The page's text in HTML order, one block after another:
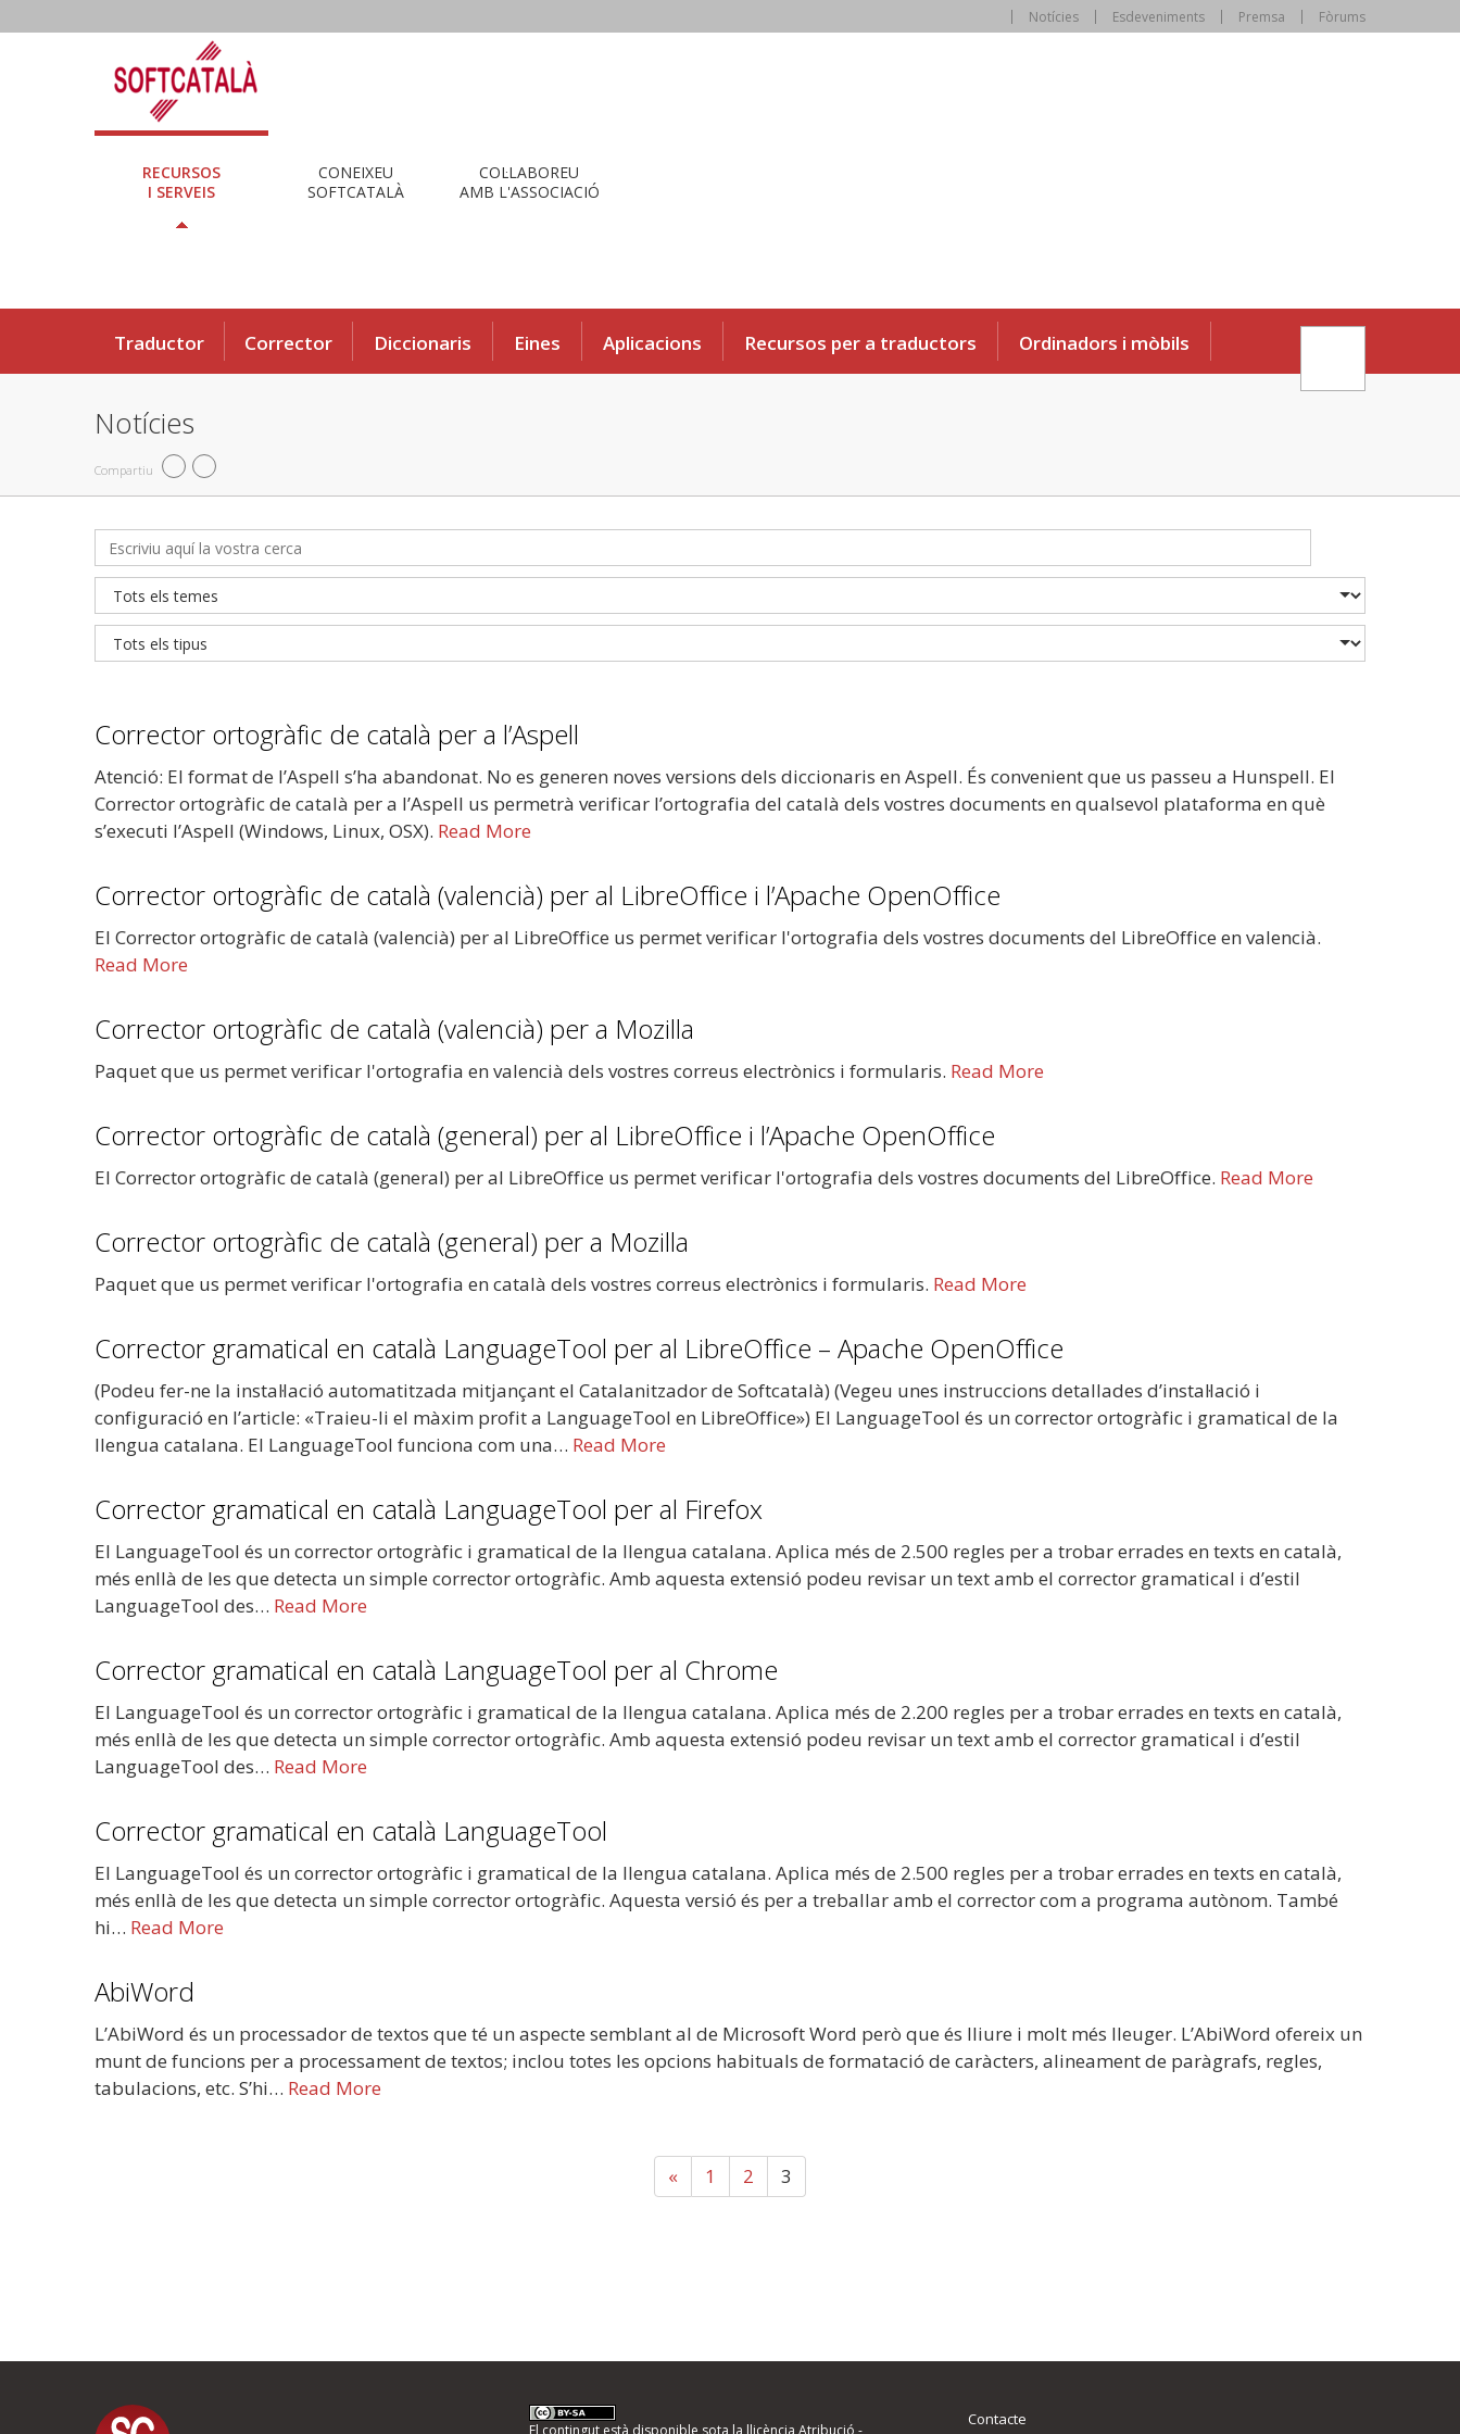
Notícies Esdeveniments Premsa Fòrums
RECURSOS
I SERVEIS
CONEIXEU
SOFTCATALÀ
COL·LABOREU
AMB L'ASSOCIACIÓ
Traductor Corrector Diccionaris Eines Aplicacions Recursos per a traductors Ordinadors i mòbils
Notícies
Compartiu
Corrector ortogràfic de català per a l’Aspell
Atenció: El format de l’Aspell s’ha abandonat. No es generen noves versions dels diccionaris en Aspell. És convenient que us passeu a Hunspell. El
Corrector ortogràfic de català per a l’Aspell us permetrà verificar l’ortografia del català dels vostres documents en qualsevol plataforma en què
s’executi l’Aspell (Windows, Linux, OSX). Read More
Corrector ortogràfic de català (valencià) per al LibreOffice i l’Apache OpenOffice
El Corrector ortogràfic de català (valencià) per al LibreOffice us permet verificar l'ortografia dels vostres documents del LibreOffice en valencià.
Read More
Corrector ortogràfic de català (valencià) per a Mozilla
Paquet que us permet verificar l'ortografia en valencià dels vostres correus electrònics i formularis. Read More
Corrector ortogràfic de català (general) per al LibreOffice i l’Apache OpenOffice
El Corrector ortogràfic de català (general) per al LibreOffice us permet verificar l'ortografia dels vostres documents del LibreOffice. Read More
Corrector ortogràfic de català (general) per a Mozilla
Paquet que us permet verificar l'ortografia en català dels vostres correus electrònics i formularis. Read More
Corrector gramatical en català LanguageTool per al LibreOffice – Apache OpenOffice
(Podeu fer-ne la instal·lació automatitzada mitjançant el Catalanitzador de Softcatalà) (Vegeu unes instruccions detallades d’instal·lació i
configuració en l’article: «Traieu-li el màxim profit a LanguageTool en LibreOffice») El LanguageTool és un corrector ortogràfic i gramatical de la
llengua catalana. El LanguageTool funciona com una… Read More
Corrector gramatical en català LanguageTool per al Firefox
El LanguageTool és un corrector ortogràfic i gramatical de la llengua catalana. Aplica més de 2.500 regles per a trobar errades en texts en català,
més enllà de les que detecta un simple corrector ortogràfic. Amb aquesta extensió podeu revisar un text amb el corrector gramatical i d’estil
LanguageTool des… Read More
Corrector gramatical en català LanguageTool per al Chrome
El LanguageTool és un corrector ortogràfic i gramatical de la llengua catalana. Aplica més de 2.200 regles per a trobar errades en texts en català,
més enllà de les que detecta un simple corrector ortogràfic. Amb aquesta extensió podeu revisar un text amb el corrector gramatical i d’estil
LanguageTool des… Read More
Corrector gramatical en català LanguageTool
El LanguageTool és un corrector ortogràfic i gramatical de la llengua catalana. Aplica més de 2.500 regles per a trobar errades en texts en català,
més enllà de les que detecta un simple corrector ortogràfic. Aquesta versió és per a treballar amb el corrector com a programa autònom. També
hi… Read More
AbiWord
L’AbiWord és un processador de textos que té un aspecte semblant al de Microsoft Word però que és lliure i molt més lleuger. L’AbiWord ofereix un
munt de funcions per a processament de textos; inclou totes les opcions habituals de formatació de caràcters, alineament de paràgrafs, regles,
tabulacions, etc. S’hi… Read More
« 1 2 3
El contingut està disponible sota la llicència Atribució -
Contacte